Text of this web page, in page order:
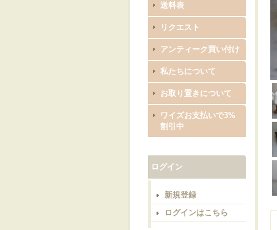
送料表
リクエスト
アンティーク買い付け
私たちについて
お取り置きについて
ワイズお支払いで3%
割引中
ログイン
新規登録
ログインはこちら